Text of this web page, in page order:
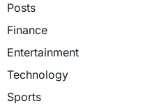
Posts
Finance
Entertainment
Technology
Sports